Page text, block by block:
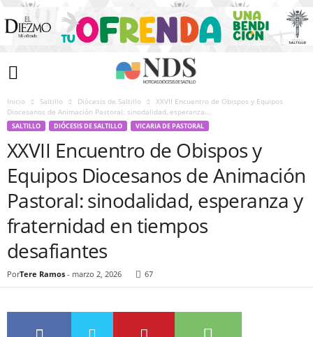
Inicio Saltillo Diócesis de Saltillo
XXVII Encuentro de Obispos y Equipos
Diocesanos de Animación Pastoral: sinodalidad, esperanza...
SALTILLO DIÓCESIS DE SALTILLO VICARIA DE PASTORAL
XXVII Encuentro de Obispos y
Equipos Diocesanos de Animación
Pastoral: sinodalidad, esperanza y
fraternidad en tiempos
desafiantes
PorTere Ramos - marzo 2, 2026 67